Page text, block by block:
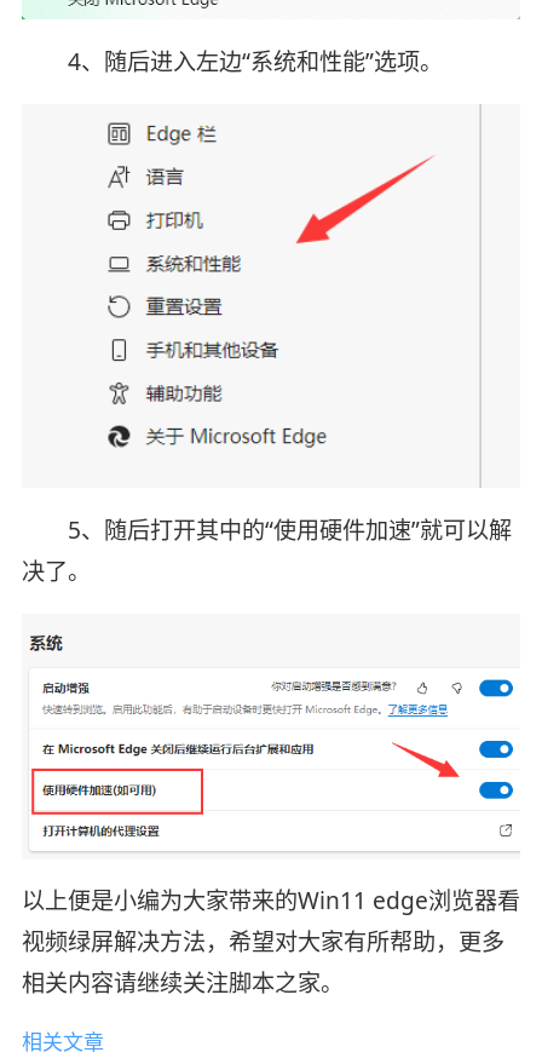
4、随后进入左边“系统和性能”选项。
5、随后打开其中的“使用硬件加速”就可以解
决了。
以上便是小编为大家带来的Win11 edge浏览器看
视频绿屏解决方法，希望对大家有所帮助，更多
相关内容请继续关注脚本之家。
相关文章